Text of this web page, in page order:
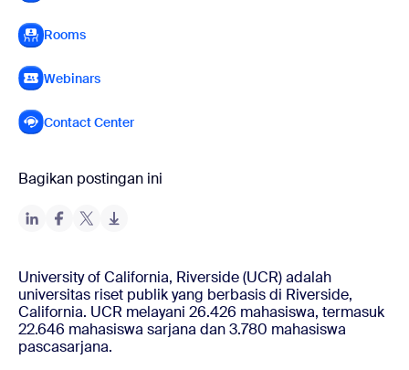
Rooms
Webinars
Contact Center
Bagikan postingan ini
University of California, Riverside (UCR) adalah
universitas riset publik yang berbasis di Riverside,
California. UCR melayani 26.426 mahasiswa, termasuk
22.646 mahasiswa sarjana dan 3.780 mahasiswa
pascasarjana.